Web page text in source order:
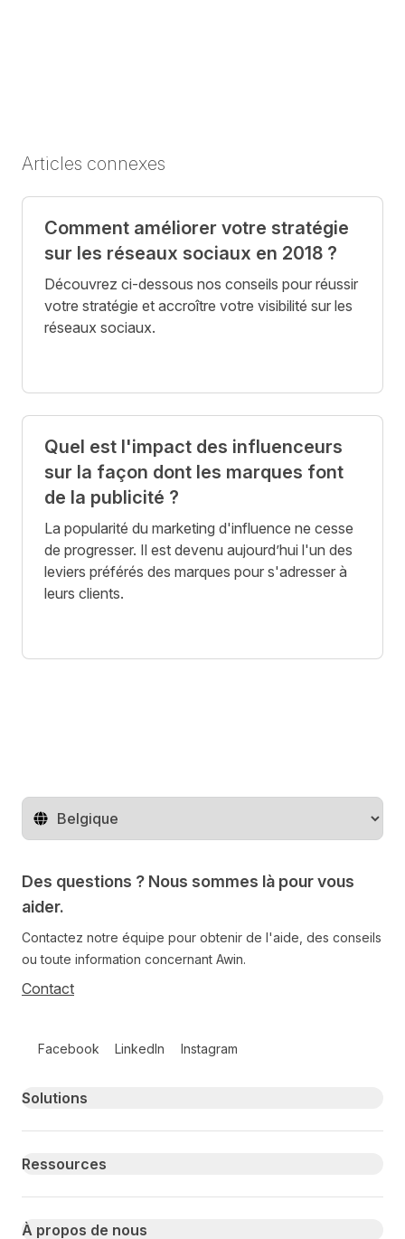
Articles connexes
Comment améliorer votre stratégie
sur les réseaux sociaux en 2018 ?
Découvrez ci-dessous nos conseils pour réussir
votre stratégie et accroître votre visibilité sur les
réseaux sociaux.
Quel est l'impact des influenceurs
sur la façon dont les marques font
de la publicité ?
La popularité du marketing d'influence ne cesse
de progresser. Il est devenu aujourd’hui l'un des
leviers préférés des marques pour s'adresser à
leurs clients.
Changer de pays
Des questions ? Nous sommes là pour vous
aider.
Contactez notre équipe pour obtenir de l'aide, des conseils
ou toute information concernant Awin.
Contact
Facebook LinkedIn Instagram
Primary footer navigation
Solutions
Ressources
À propos de nous